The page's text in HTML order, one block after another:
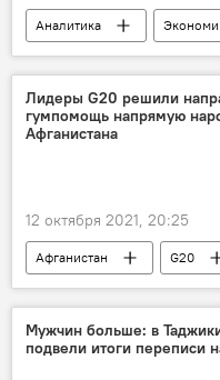
Аналитика
нефть
Россия
Лидеры G20 решили
гумпомощь напрямую
Афганистана
12 октября 2021, 20:25
Афганистан G20
Мужчин больше: в
подвели итоги переписи